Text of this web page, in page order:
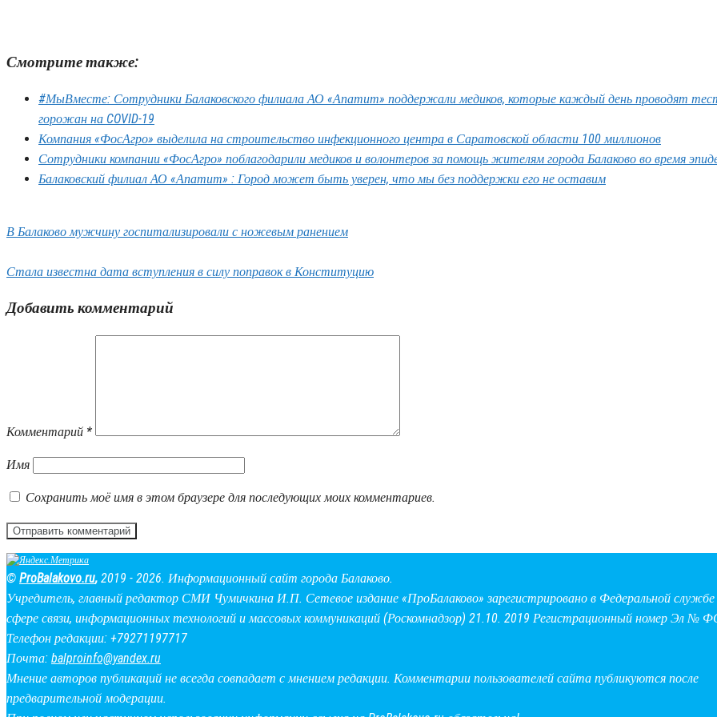
Смотрите также:
#МыВместе: Сотрудники Балаковского филиала АО «Апатит» поддержали медиков, которые каждый день проводят
горожан на COVID-19
Компания «ФосАгро» выделила на строительство инфекционного центра в Саратовской области 100 миллионов
Сотрудники компании «ФосАгро» поблагодарили медиков и волонтеров за помощь жителям города Балаково во время
Балаковский филиал АО «Апатит» : Город может быть уверен, что мы без поддержки его не оставим
В Балаково мужчину госпитализировали с ножевым ранением
Стала известна дата вступления в силу поправок в Конституцию
Добавить комментарий
Комментарий *
Имя
Сохранить моё имя в этом браузере для последующих моих комментариев.
© ProBalakovo.ru, 2019 - 2026. Информационный сайт города Балаково.
Учредитель, главный редактор СМИ Чумичкина И.П. Сетевое издание «ПроБалаково» зарегистрировано в Федеральной службе
сфере связи, информационных технологий и массовых коммуникаций (Роскомнадзор) 21.10. 2019 Регистрационный номер Эл №
Телефон редакции: +79271197717
Почта: balproinfo@yandex.ru
Мнение авторов публикаций не всегда совпадает с мнением редакции. Комментарии пользователей сайта публикуются после
предварительной модерации.